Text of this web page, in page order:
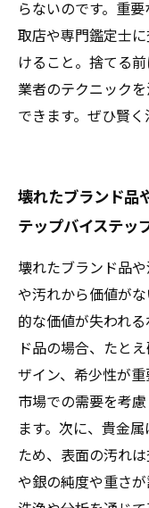
らないのです。重
取店や専門鑑定士
けること。捨てる
業者のテクニック
できます。ぜひ賢く
壊れたブランド品
テップバイステッ
壊れたブランド品
や汚れから価値が
的な価値が失われ
ド品の場合、たと
ザイン、希少性が
市場での需要を考
ます。次に、貴金
ため、表面の汚れ
や銀の純度や重さ